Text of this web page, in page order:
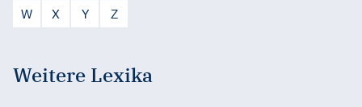
W
X Y Z
Weitere Lexika